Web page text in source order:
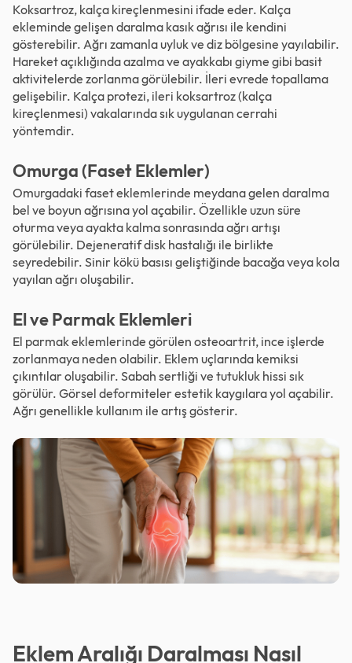
Koksartroz, kalça kireçlenmesini ifade eder. Kalça
ekleminde gelişen daralma kasık ağrısı ile kendini
gösterebilir. Ağrı zamanla uyluk ve diz bölgesine yayılabilir.
Hareket açıklığında azalma ve ayakkabı giyme gibi basit
aktivitelerde zorlanma görülebilir. İleri evrede topallama
gelişebilir. Kalça protezi, ileri koksartroz (kalça
kireçlenmesi) vakalarında sık uygulanan cerrahi
yöntemdir.
Omurga (Faset Eklemler)
Omurgadaki faset eklemlerinde meydana gelen daralma
bel ve boyun ağrısına yol açabilir. Özellikle uzun süre
oturma veya ayakta kalma sonrasında ağrı artışı
görülebilir. Dejeneratif disk hastalığı ile birlikte
seyredebilir. Sinir kökü basısı geliştiğinde bacağa veya kola
yayılan ağrı oluşabilir.
El ve Parmak Eklemleri
El parmak eklemlerinde görülen osteoartrit, ince işlerde
zorlanmaya neden olabilir. Eklem uçlarında kemiksi
çıkıntılar oluşabilir. Sabah sertliği ve tutukluk hissi sık
görülür. Görsel deformiteler estetik kaygılara yol açabilir.
Ağrı genellikle kullanım ile artış gösterir.
Eklem Aralığı Daralması Nasıl